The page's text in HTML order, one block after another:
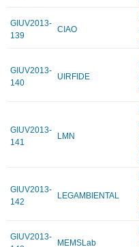
GIUV2013-
139
CIAO
GIUV2013-
140
UIRFIDE
GIUV2013-
141
LMN
GIUV2013-
142
LEGAMBIENTAL
GIUV2013-
MEMSLab